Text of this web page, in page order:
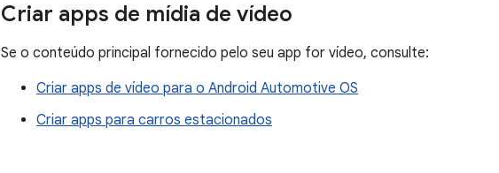
Criar apps de mídia de vídeo
Se o conteúdo principal fornecido pelo seu app for vídeo, consulte:
Criar apps de vídeo para o Android Automotive OS
Criar apps para carros estacionados